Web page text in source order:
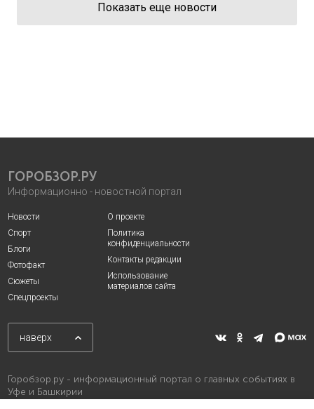
Показать еще новости
ГОРОБЗОР.РУ
Информационно - новостной портал
Новости
Спорт
Блоги
Фотофакт
Сюжеты
Спецпроекты
О проекте
Политика
конфиденциальности
Контакты редакции
Использование
материалов сайта
наверх
Горобзор.ру - информационный портал о главных событиях в
Уфе и Башкирии